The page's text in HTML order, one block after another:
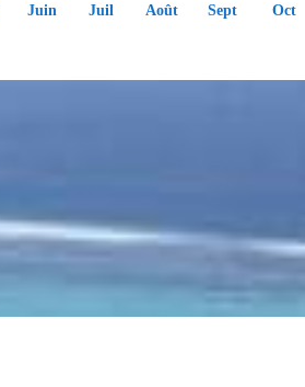
Juin Juil Août Sept Oct